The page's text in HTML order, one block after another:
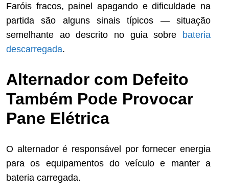
Faróis fracos, painel apagando e dificuldade na
partida são alguns sinais típicos — situação
semelhante ao descrito no guia sobre bateria
descarregada.
Alternador com Defeito
Também Pode Provocar
Pane Elétrica
O alternador é responsável por fornecer energia
para os equipamentos do veículo e manter a
bateria carregada.